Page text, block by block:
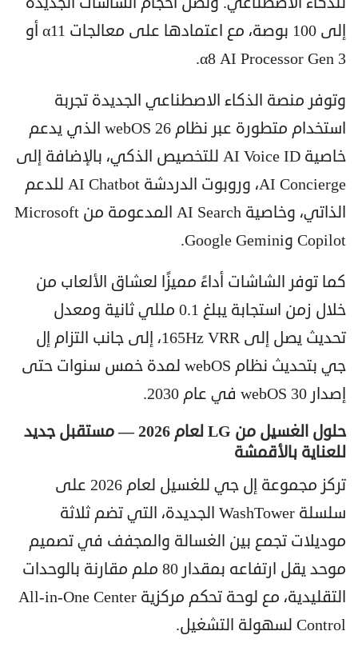
إلى 100 بوصة، مع اعتمادها على معالجات α11 أو
α8 AI Processor Gen 3.
وتوفر منصة الذكاء الاصطناعي الجديدة تجربة
استخدام متطورة عبر نظام webOS 26 الذي يدعم
خاصية AI Voice ID للتخصيص الذكي، بالإضافة إلى
AI Concierge، وروبوت الدردشة AI Chatbot للدعم
الذاتي، وخاصية AI Search المدعومة من Microsoft
Copilot وGoogle Gemini.
كما توفر الشاشات أداءً مميزًا لعشاق الألعاب من
خلال زمن استجابة يبلغ 0.1 مللي ثانية ومعدل
تحديث يصل إلى 165Hz VRR، إلى جانب التزام إل
جي بتحديث نظام webOS لمدة خمس سنوات حتى
إصدار webOS 30 في عام 2030.
حلول الغسيل من LG لعام 2026 — مستقبل جديد
للعناية بالأقمشة
تركز مجموعة إل جي للغسيل لعام 2026 على
سلسلة WashTower الجديدة، التي تضم ثلاثة
موديلات تجمع بين الغسالة والمجفف في تصميم
موحد يقل ارتفاعه بمقدار 80 ملم مقارنة بالوحدات
التقليدية، مع لوحة تحكم مركزية All-in-One Center
Control لسهولة التشغيل.